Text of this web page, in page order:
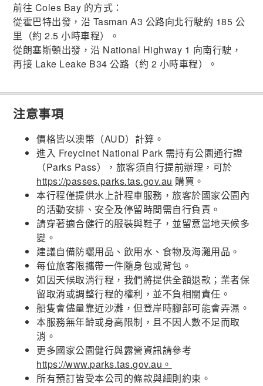
前往 Coles Bay 的方式：
從霍巴特出發，沿 Tasman A3 公路向北行駛約 185 公
里（約 2.5 小時車程）。
從朗塞斯頓出發，沿 National Highway 1 向南行駛，
再接 Lake Leake B34 公路（約 2 小時車程）。
注意事項
價格皆以澳幣（AUD）計算。
進入 Freycinet National Park 需持有公園通行證
（Parks Pass），旅客須自行提前辦理，可於
https://passes.parks.tas.gov.au 購買。
本行程僅提供水上計程車服務，旅客於國家公園內
的活動安排、安全及停留時間需自行負責。
請穿著適合健行的服裝與鞋子，並留意當地天候多
變。
建議自備防曬用品、飲用水、食物及海灘用品。
每位旅客限攜帶一件隨身包或背包。
如因天候取消行程，我們將提供全額退款；業者保
留取消或調整行程的權利，並不負相關責任。
船隻會儘量靠近沙灘，但登岸時腳部可能會弄濕。
本服務無年齡或身高限制，且不因人數不足而取
消。
更多國家公園健行與露營資訊請參考
https://www.parks.tas.gov.au。
所有預訂皆受本公司的條款與細則約束。